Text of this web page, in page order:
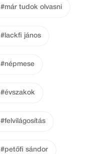
#már tudok olvasni
#lackfi jános
#népmese
#évszakok
#felvilágosítás
#petőfi sándor